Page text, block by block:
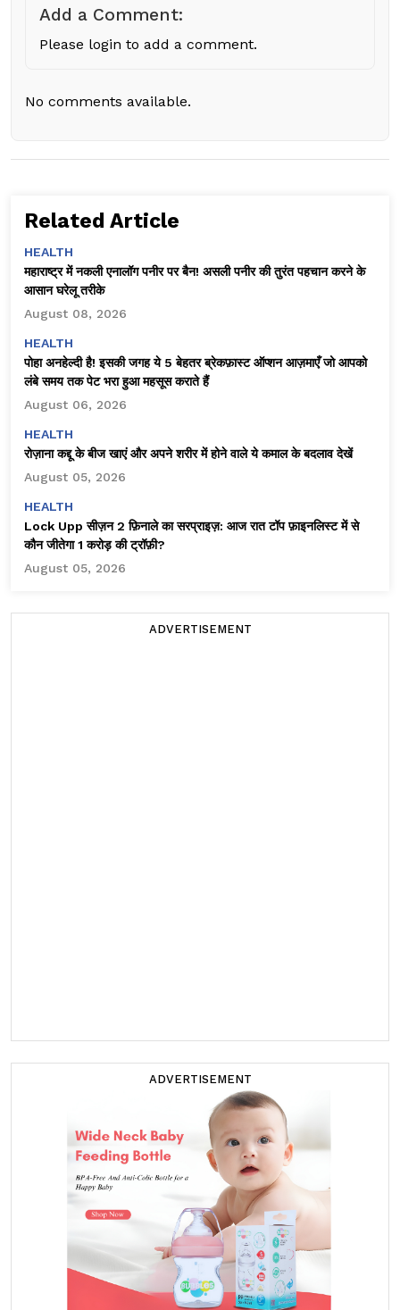
Add a Comment:
Please login to add a comment.
No comments available.
Related Article
HEALTH
महाराष्ट्र में नकली एनालॉग पनीर पर बैन! असली पनीर की तुरंत पहचान करने के
आसान घरेलू तरीके
August 08, 2026
HEALTH
पोहा अनहेल्दी है! इसकी जगह ये 5 बेहतर ब्रेकफ़ास्ट ऑप्शन आज़माएँ जो आपको
लंबे समय तक पेट भरा हुआ महसूस कराते हैं
August 06, 2026
HEALTH
रोज़ाना कद्दू के बीज खाएं और अपने शरीर में होने वाले ये कमाल के बदलाव देखें
August 05, 2026
HEALTH
Lock Upp सीज़न 2 फ़िनाले का सरप्राइज़: आज रात टॉप फ़ाइनलिस्ट में से
कौन जीतेगा ₹1 करोड़ की ट्रॉफ़ी?
August 05, 2026
ADVERTISEMENT
ADVERTISEMENT